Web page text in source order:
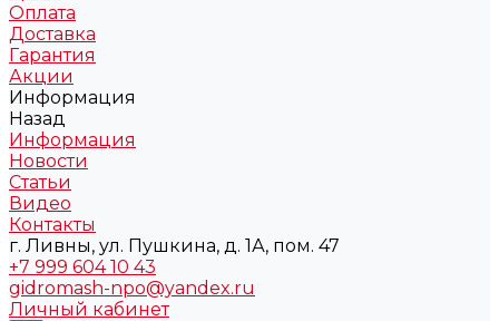
Оплата
Доставка
Гарантия
Акции
Информация
Назад
Информация
Новости
Статьи
Видео
Контакты
г. Ливны, ул. Пушкина, д. 1А, пом. 47
+7 999 604 10 43
gidromash-npo@yandex.ru
Личный кабинет